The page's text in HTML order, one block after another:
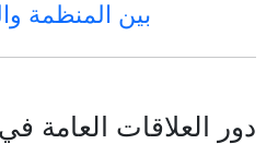
بين المنظمة
دور العلاقات العامة